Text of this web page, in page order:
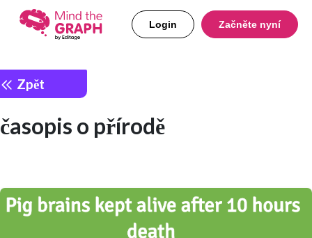
Login Začněte nyní
Zpět
časopis o přírodě